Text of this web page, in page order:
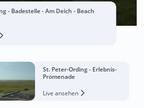
- Badestelle - Am Deich - Beach
St. Peter-Ording - Erlebnis-
Promenade
Live ansehen